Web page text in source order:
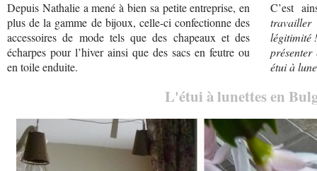
Depuis Nathalie a mené à bien sa petite entreprise, en
plus de la gamme de bijoux, celle-ci confectionne des
accessoires de mode tels que des chapeaux et des
écharpes pour l’hiver ainsi que des sacs en feutre ou
en toile enduite.
C’est
légitimité
étui à
L'étui à lunettes en